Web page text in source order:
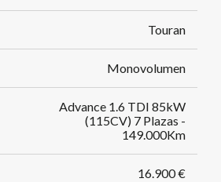
Touran
Monovolumen
Advance 1.6 TDI 85kW
(115CV) 7 Plazas -
149.000Km
16.900 €